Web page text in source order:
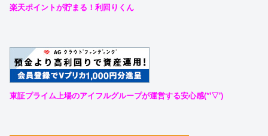
楽天ポイントが貯まる！利回りくん
東証プライム上場のアイフルグループが運営する安心感(*'▽')